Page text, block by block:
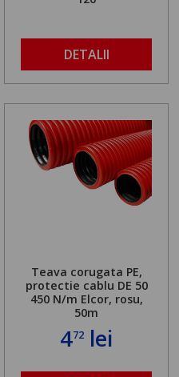
DETALII
Teava corugata PE,
protectie cablu DE 50
450 N/m Elcor, rosu,
50m
472 lei